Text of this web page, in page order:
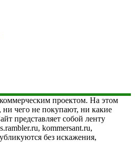
проектом. На этом
ни чего не покупают, ни какие
представляет собой ленту
kommersant.ru,
без искажения,